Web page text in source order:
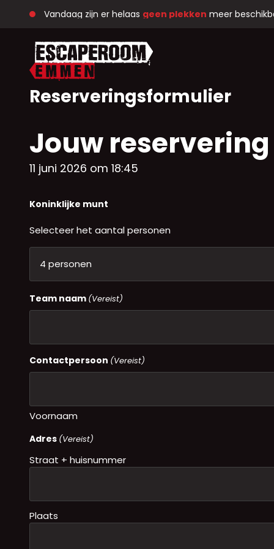
Vandaag zijn er helaas geen plekken meer
Reserveringsformulier
Jouw reservering
11 juni 2026 om 18:45
Koninklijke munt
Selecteer het aantal personen
Team naam (Vereist)
Contactpersoon (Vereist)
Voornaam
Adres (Vereist)
Straat + huisnummer
Plaats